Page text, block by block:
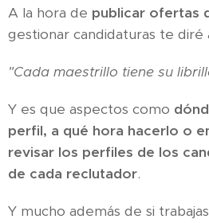
A la hora de publicar ofertas
gestionar candidaturas te diré
"Cada maestrillo tiene su
Y es que aspectos como
perfil, a qué hora hacerlo o
revisar los perfiles de los
de cada reclutador.
Y mucho además de si